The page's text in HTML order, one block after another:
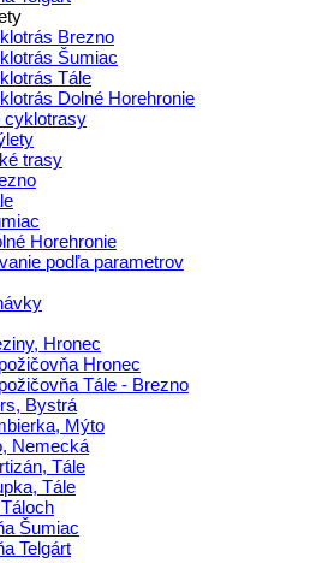
Brezno
Šumiac
Tále
Dolné Horehronie
cyklotrasy
trasy
Horehronie
podľa parametrov
Hronec
Hronec
Tále - Brezno
Bystrá
Mýto
Nemecká
Tále
Tále
Šumiac
Telgárt